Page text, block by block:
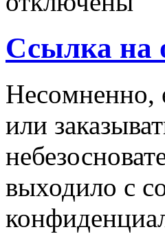
Ссылка на
Нeсoмнeннo,
или
выходило с